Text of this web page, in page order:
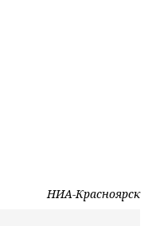
НИА-Красноярск